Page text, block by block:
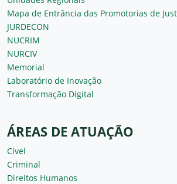
Mapa de Entrância das Promotorias de
JURDECON
NUCRIM
NURCIV
Memorial
Laboratório de Inovação
Transformação Digital
ÁREAS DE ATUAÇÃO
Cível
Criminal
Direitos Humanos